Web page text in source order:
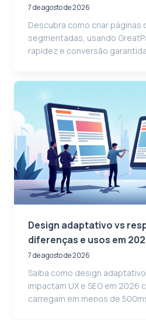
7 de agosto de 2026
Descubra como criar páginas
segmentadas, usando
rapidez e conversão
Design adaptativo vs
diferenças e usos em
7 de agosto de 2026
Saiba como design
impactam UX e SEO em 2026
carregam em menos de